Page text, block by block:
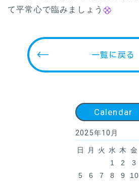
て平常心で臨みましょう
一覧に戻る
Calendar
2025年10月
日 月 火 水 木 金
1
2 3
5
6 7 8 9 10